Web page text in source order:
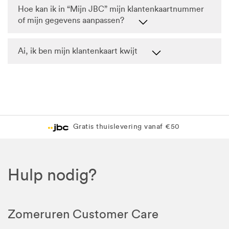
Hoe kan ik in “Mijn JBC” mijn klantenkaartnummer
of mijn gegevens aanpassen?
Ai, ik ben mijn klantenkaart kwijt
Gratis thuislevering vanaf €50
Hulp nodig?
Zomeruren Customer Care